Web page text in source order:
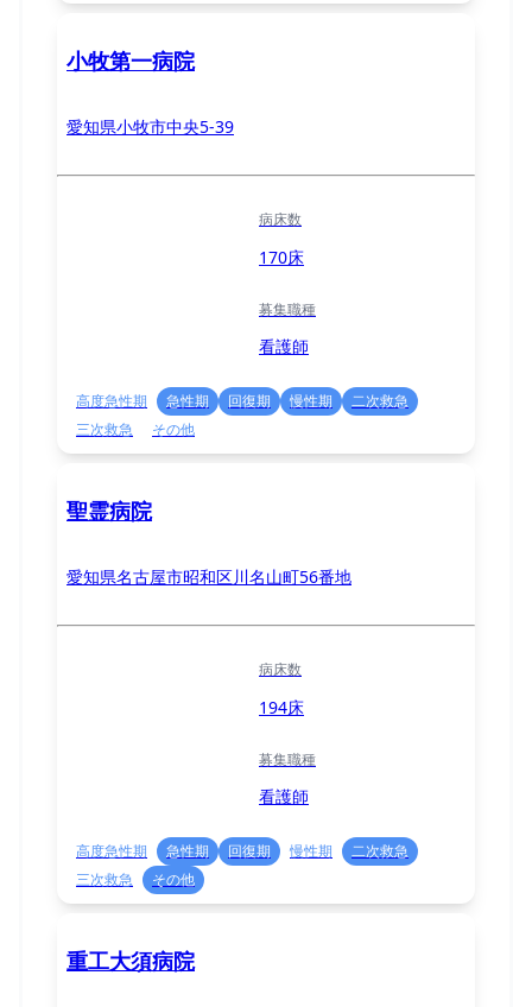
小牧第一病院
愛知県小牧市中央5-39
病床数
170床
募集職種
看護師
高度急性期 急性期 回復期 慢性期
二次救急
三次救急
その他
聖霊病院
愛知県名古屋市昭和区川名山町56番地
病床数
194床
募集職種
看護師
高度急性期 急性期 回復期 慢性期
二次救急
三次救急
その他
重工大須病院